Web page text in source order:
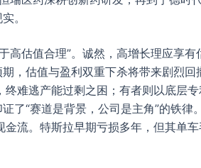
。
估值合理”。诚然，高增长理应享
估值与盈利双重下杀将带来剧烈
难逃产能过剩之困；有者则以底层
了“赛道是背景，公司是主角”的铁
流。特斯拉早期亏损多年，但其单